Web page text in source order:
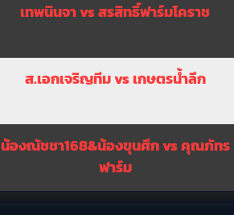
เทพนินจา vs สรสิทธิ์ฟาร์มโคราช
ส.เอกเจริญทีม vs เกษตรน้ำลึก
น้องณัชชา168&น้องขุนศึก vs คุณภัทร
ฟาร์ม